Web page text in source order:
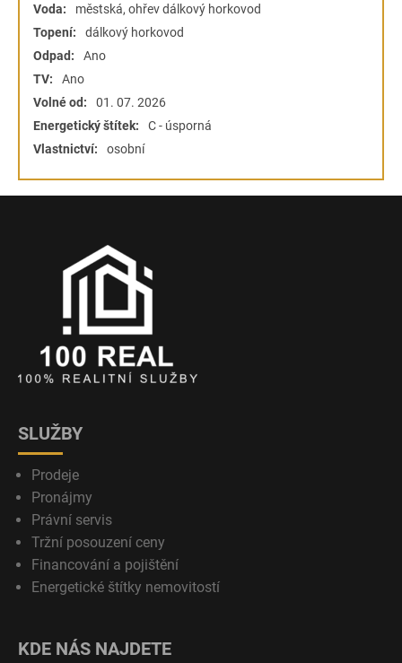
Voda:
městská, ohřev dálkový horkovod
Topení:
dálkový horkovod
Odpad:
Ano
TV:
Ano
Volné od:
01. 07. 2026
Energetický štítek:
C - úsporná
Vlastnictví:
osobní
SLUŽBY
Prodeje
Pronájmy
Právní servis
Tržní posouzení ceny
Financování a pojištění
Energetické štítky nemovitostí
KDE NÁS NAJDETE